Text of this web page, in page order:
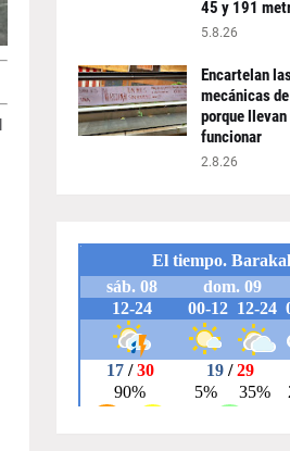
45 y 191
5.8.26
Encartelan
mecánicas
porque
funcionar
2.8.26